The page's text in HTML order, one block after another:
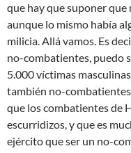
que hay que suponer
aunque lo mismo había
milicia. Allá vamos. Es
no-combatientes, puedo
5.000 víctimas
también no-
que los combatientes de
escurridizos, y que es
ejército que ser un no-